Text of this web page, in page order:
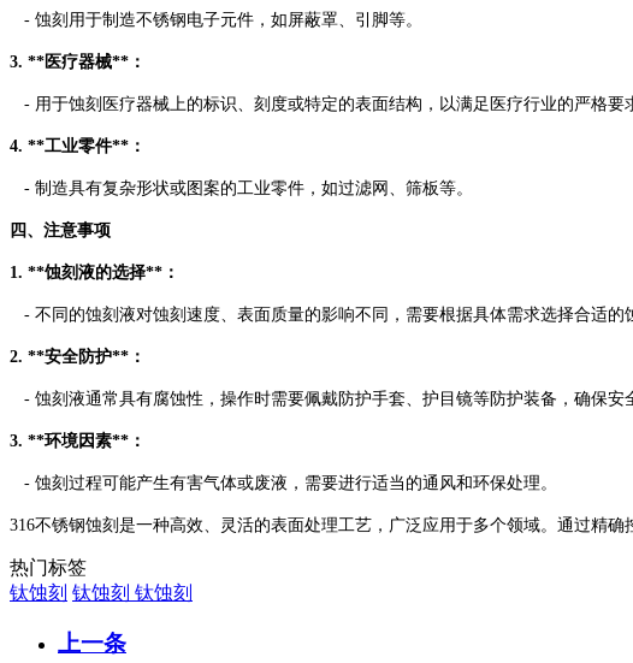
- 蚀刻用于制造不锈钢电子元件，如屏蔽罩、引脚等。
3. **医疗器械**：
- 用于蚀刻医疗器械上的标识、刻度或特定的表面结构，以满足医疗行业的严格要
4. **工业零件**：
- 制造具有复杂形状或图案的工业零件，如过滤网、筛板等。
四、注意事项
1. **蚀刻液的选择**：
- 不同的蚀刻液对蚀刻速度、表面质量的影响不同，需要根据具体需求选择合适的
2. **安全防护**：
- 蚀刻液通常具有腐蚀性，操作时需要佩戴防护手套、护目镜等防护装备，确保安
3. **环境因素**：
- 蚀刻过程可能产生有害气体或废液，需要进行适当的通风和环保处理。
316不锈钢蚀刻是一种高效、灵活的表面处理工艺，广泛应用于多个领域。通过精
热门标签
钛蚀刻 钛蚀刻 钛蚀刻
上一条